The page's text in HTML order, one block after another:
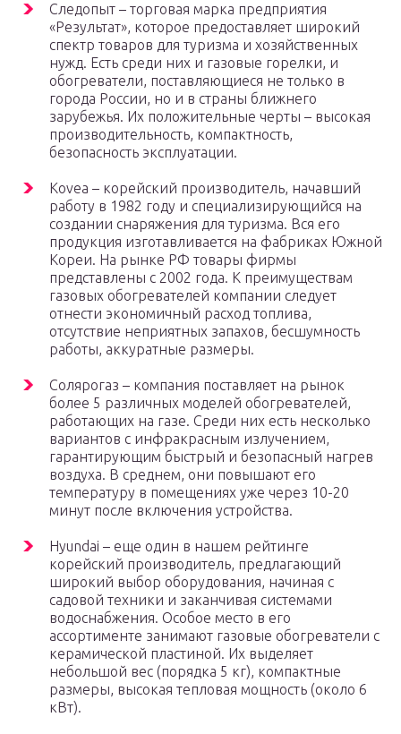
Следопыт – торговая марка предприятия
«Результат», которое предоставляет широкий
спектр товаров для туризма и хозяйственных
нужд. Есть среди них и газовые горелки, и
обогреватели, поставляющиеся не только в
города России, но и в страны ближнего
зарубежья. Их положительные черты – высокая
производительность, компактность,
безопасность эксплуатации.
Kovea – корейский производитель, начавший
работу в 1982 году и специализирующийся на
создании снаряжения для туризма. Вся его
продукция изготавливается на фабриках Южной
Кореи. На рынке РФ товары фирмы
представлены с 2002 года. К преимуществам
газовых обогревателей компании следует
отнести экономичный расход топлива,
отсутствие неприятных запахов, бесшумность
работы, аккуратные размеры.
Солярогаз – компания поставляет на рынок
более 5 различных моделей обогревателей,
работающих на газе. Среди них есть несколько
вариантов с инфракрасным излучением,
гарантирующим быстрый и безопасный нагрев
воздуха. В среднем, они повышают его
температуру в помещениях уже через 10-20
минут после включения устройства.
Hyundai – еще один в нашем рейтинге
корейский производитель, предлагающий
широкий выбор оборудования, начиная с
садовой техники и заканчивая системами
водоснабжения. Особое место в его
ассортименте занимают газовые обогреватели с
керамической пластиной. Их выделяет
небольшой вес (порядка 5 кг), компактные
размеры, высокая тепловая мощность (около 6
кВт).